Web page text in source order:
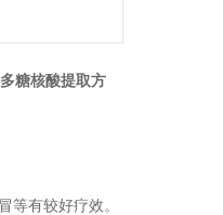
糖核酸提取方
等有较好疗效。